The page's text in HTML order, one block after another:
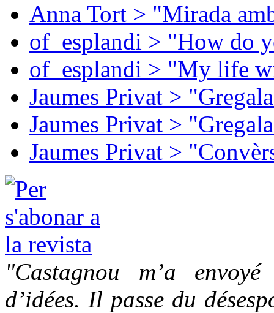
Anna Tort > "Mirada
of_esplandi > "How do
of_esplandi > "My life
Jaumes Privat >
Jaumes Privat >
Jaumes Privat >
"Castagnou m’a
d’idées. Il passe du